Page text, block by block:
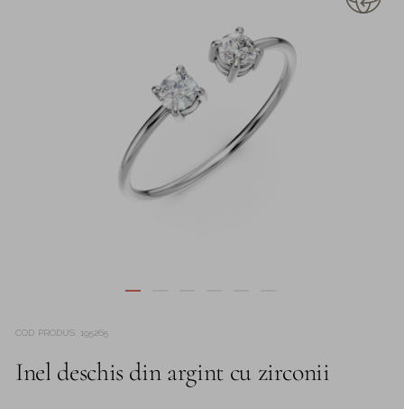
COD PRODUS 195265
Inel deschis din argint cu zirconii